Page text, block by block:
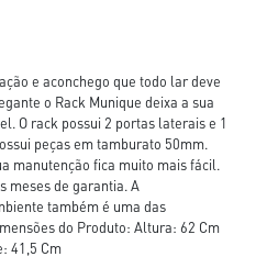
e aconchego que todo lar deve
o Rack Munique deixa a sua
O rack possui 2 portas laterais e 1
peças em tamburato 50mm.
manutenção fica muito mais fácil.
meses de garantia. A
também é uma das
do Produto: Altura: 62 Cm
41,5 Cm